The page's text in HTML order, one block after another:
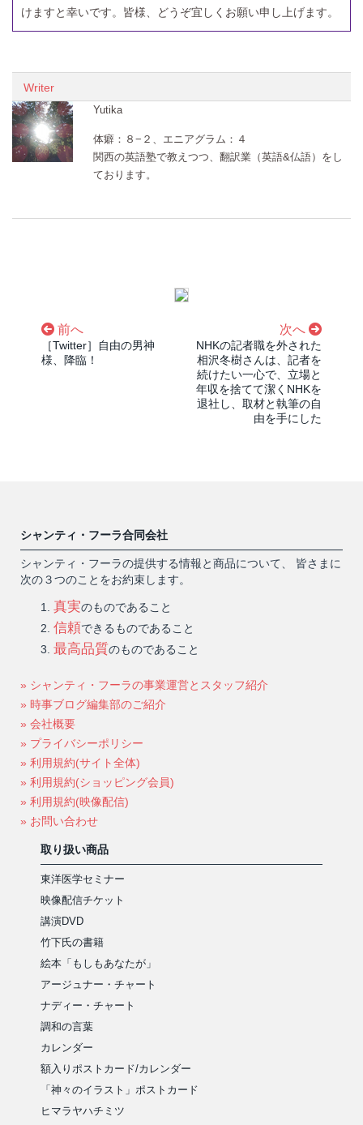
けますと幸いです。皆様、どうぞ宜しくお願い申し上げます。
Writer
Yutika
体癖：８−２、エニアグラム：４
関西の英語塾で教えつつ、翻訳業（英語&仏語）をし
ております。
前へ
［Twitter］自由の男神
様、降臨！
次へ
NHKの記者職を外された
相沢冬樹さんは、記者を
続けたい一心で、立場と
年収を捨てて潔くNHKを
退社し、取材と執筆の自
由を手にした
シャンティ・フーラ合同会社
シャンティ・フーラの提供する情報と商品について、 皆さまに
次の３つのことをお約束します。
真実のものであること
信頼できるものであること
最高品質のものであること
» シャンティ・フーラの事業運営とスタッフ紹介
» 時事ブログ編集部のご紹介
» 会社概要
» プライバシーポリシー
» 利用規約(サイト全体)
» 利用規約(ショッピング会員)
» 利用規約(映像配信)
» お問い合わせ
取り扱い商品
東洋医学セミナー
映像配信チケット
講演DVD
竹下氏の書籍
絵本「もしもあなたが」
アージュナー・チャート
ナディー・チャート
調和の言葉
カレンダー
額入りポストカード/カレンダー
「神々のイラスト」ポストカード
ヒマラヤハチミツ